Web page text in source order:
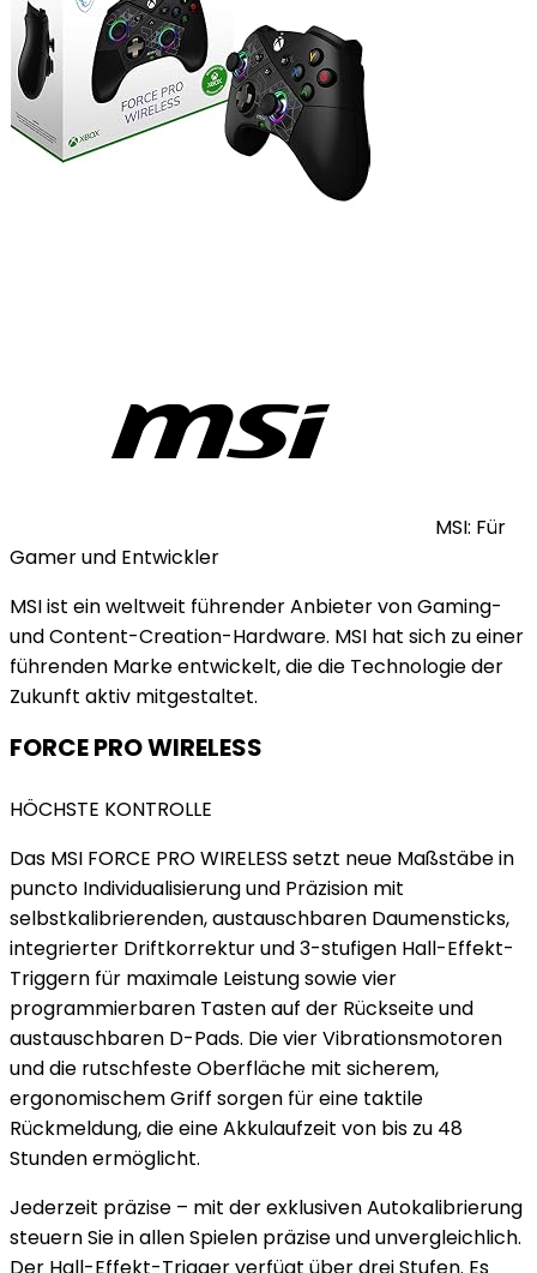
MSI: Für
Gamer und Entwickler
MSI ist ein weltweit führender Anbieter von Gaming-
und Content-Creation-Hardware. MSI hat sich zu einer
führenden Marke entwickelt, die die Technologie der
Zukunft aktiv mitgestaltet.
FORCE PRO WIRELESS
HÖCHSTE KONTROLLE
Das MSI FORCE PRO WIRELESS setzt neue Maßstäbe in
puncto Individualisierung und Präzision mit
selbstkalibrierenden, austauschbaren Daumensticks,
integrierter Driftkorrektur und 3-stufigen Hall-Effekt-
Triggern für maximale Leistung sowie vier
programmierbaren Tasten auf der Rückseite und
austauschbaren D-Pads. Die vier Vibrationsmotoren
und die rutschfeste Oberfläche mit sicherem,
ergonomischem Griff sorgen für eine taktile
Rückmeldung, die eine Akkulaufzeit von bis zu 48
Stunden ermöglicht.
Jederzeit präzise – mit der exklusiven Autokalibrierung
steuern Sie in allen Spielen präzise und unvergleichlich.